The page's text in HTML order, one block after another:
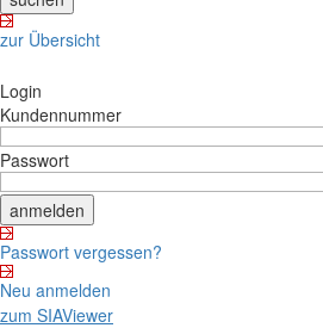
zur Übersicht
Login
Kundennummer
Passwort
Passwort vergessen?
Neu anmelden
zum SIAViewer